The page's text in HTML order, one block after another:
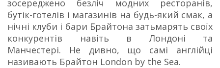
зосереджено безліч модних ресторанів,
бутік-готелів і магазинів на будь-який смак, а
нічні клуби і бари Брайтона затьмарять своїх
конкурентів навіть в Лондоні та
Манчестері. Не дивно, що самі англійці
називають Брайтон London by the Sea.